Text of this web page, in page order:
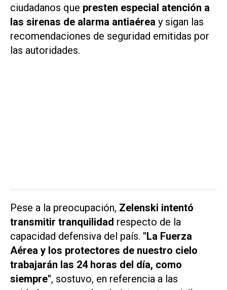
ciudadanos que presten especial atención a
las sirenas de alarma antiaérea y sigan las
recomendaciones de seguridad emitidas por
las autoridades.
Pese a la preocupación, Zelenski intentó
transmitir tranquilidad respecto de la
capacidad defensiva del país. "La Fuerza
Aérea y los protectores de nuestro cielo
trabajarán las 24 horas del día, como
siempre", sostuvo, en referencia a las